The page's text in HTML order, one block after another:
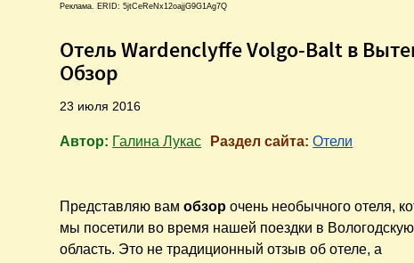
Реклама. ERID: 5jtCeReNx12oajjG9G1Ag7Q
Отель Wardenclyffe Volgo-Balt в
Обзор
23 июля 2016
Автор: Галина Лукас Раздел сайта:Отели
Представляю вамобзор очень необычного отеля,
мы посетили во время нашей поездки в Вологодскую
область. Это не традиционный отзыв об отеле, а